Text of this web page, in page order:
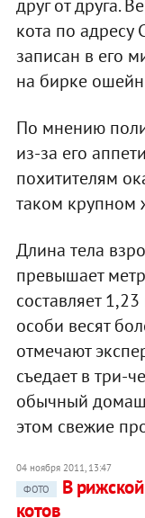
друг от друга.
кота по адресу
записан в его
на бирке
По мнению
из-за его
похитителям
таком крупном
Длина тела
превышает
составляет
особи весят
отмечают
съедает в три-
обычный
этом свежие
04 ноября 2011, 13:47
ФОТО
В
котов